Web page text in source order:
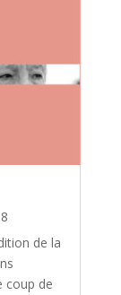
de la
coup de